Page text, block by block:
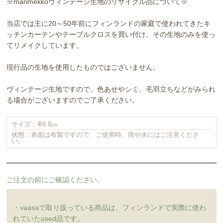
※marimekkoヴィンテージ生地のリサイクル品について※
当店では主に20～50年前にフィンランドの家庭で使われてきたキ
ッチンカーテンやテーブルクロスを買い付け、その生地のみを使っ
てリメイクしています。
現行品の生地を使用したものではございません。
ヴィンテージ生地ですので、色あせやシミ、毛羽立ちなどがみられ
る場合がございますのでご了承ください。
サイズ：Ф4.8㎝
状態：表面は布製ですので、ご使用時、雨や水にはご注意くださ
い。
ご注文の前にご確認ください。
・vaasaで取り扱っている商品は、フィンランドで実際に使わ
れていたused品です。